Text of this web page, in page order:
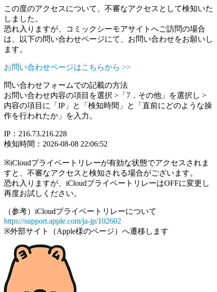
この度のアクセスについて、不審なアクセスとして検知いた
しました。
恐れ入りますが、コミックシーモアサイトへご訪問の場合
は、以下の問い合わせページにて、お問い合わせをお願いし
ます。
お問い合わせページはこちらから >>
問い合わせフォームでの記載の方法
お問い合わせ内容の項目を選択 >「7．その他」を選択し >
内容の項目に「IP」と「検知時間」と「直前にどのような操
作を行われたか」を入力。
IP：216.73.216.228
検知時間：2026-08-08 22:06:52
※iCloudプライベートリレーが有効な状態でアクセスされま
すと、不審なアクセスと検知される場合がございます。
恐れ入りますが、iCloudプライベートリレーはOFFに変更し
再度お試しください。
（参考）iCloudプライベートリレーについて
https://support.apple.com/ja-jp/102602
※外部サイト（Apple様のページ）へ遷移します